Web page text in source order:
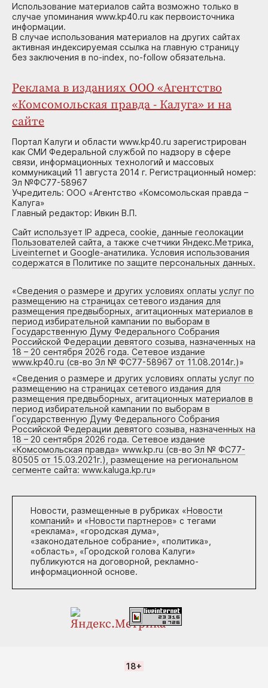
Использование материалов сайта возможно только в
случае упоминания www.kp40.ru как первоисточника
информации.
В случае использования материалов на других сайтах
активная индексируемая ссылка на главную страницу
без заключения в no-index, no-follow обязательна.
Реклама в изданиях ООО «Агентство
«Комсомольская правда - Калуга» и на
сайте
Портал Калуги и области www.kp40.ru зарегистрирован
как СМИ Федеральной службой по надзору в сфере
связи, информационных технологий и массовых
коммуникаций 11 августа 2014 г. Регистрационный номер:
Эл №ФС77-58967
Учредитель: ООО «Агентство «Комсомольская правда –
Калуга»
Главный редактор: Ивкин В.П.
Сайт использует IP адреса, cookie, данные геолокации
Пользователей сайта, а также счетчики Яндекс.Метрика,
Liveinternet и Google-анатилика. Условия использования
содержатся в Политике по защите персональных данных.
«Сведения о размере и других условиях оплаты услуг по
размещению на страницах сетевого издания для
размещения предвыборных, агитационных материалов в
период избирательной кампании по выборам в
Государственную Думу Федерального Собрания
Российской Федерации девятого созыва, назначенных на
18 – 20 сентября 2026 года. Сетевое издание
www.kp40.ru (св-во Эл № ФС77-58967 от 11.08.2014г.)»
«Сведения о размере и других условиях оплаты услуг по
размещению на страницах сетевого издания для
размещения предвыборных, агитационных материалов в
период избирательной кампании по выборам в
Государственную Думу Федерального Собрания
Российской Федерации девятого созыва, назначенных на
18 – 20 сентября 2026 года. Сетевое издание
«Комсомольская правда» www.kp.ru (св-во Эл № ФС77-
80505 от 15.03.2021г.), размещение на региональном
сегменте сайта: www.kaluga.kp.ru»
Новости, размещенные в рубриках «Новости
компаний» и «Новости партнеров» с тегами
«реклама», «городская дума»,
«законодательное собрание», «политика»,
«область», «Городской голова Калуги»
публикуются на договорной, рекламно-
информационной основе.
18+